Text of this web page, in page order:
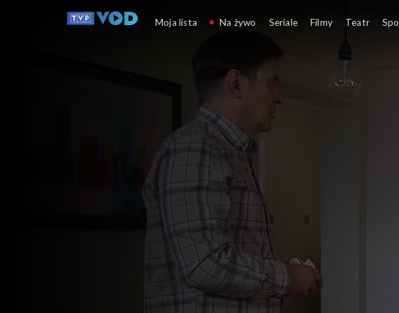
Klan
Moja lista Na żywo Seriale Filmy Teatr